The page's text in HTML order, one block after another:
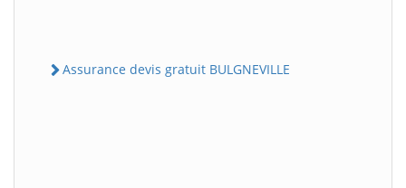
Assurance devis gratuit BULGNEVILLE